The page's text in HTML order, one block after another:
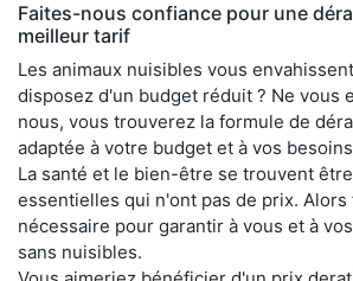
Faites-nous confiance pour une
meilleur tarif
Les animaux nuisibles vous
disposez d'un budget réduit ? Ne vous
nous, vous trouverez la formule de
adaptée à votre budget et à vos
La santé et le bien-être se trouvent
essentielles qui n'ont pas de prix. Alors
nécessaire pour garantir à vous et à
sans nuisibles.